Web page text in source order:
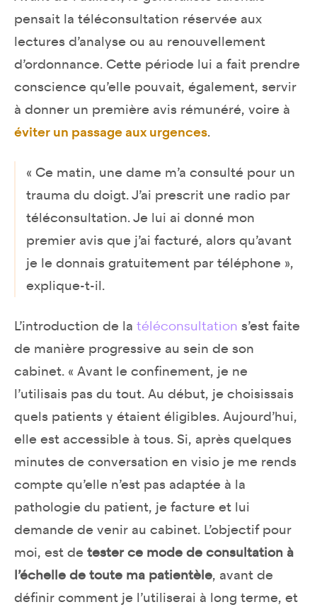
pensait la téléconsultation réservée aux
lectures d’analyse ou au renouvellement
d’ordonnance. Cette période lui a fait prendre
conscience qu’elle pouvait, également, servir
à donner un première avis rémunéré, voire à
éviter un passage aux urgences.
« Ce matin, une dame m’a consulté pour un
trauma du doigt. J’ai prescrit une radio par
téléconsultation. Je lui ai donné mon
premier avis que j’ai facturé, alors qu’avant
je le donnais gratuitement par téléphone »,
explique-t-il.
L’introduction de la téléconsultation s’est faite
de manière progressive au sein de son
cabinet. « Avant le confinement, je ne
l’utilisais pas du tout. Au début, je choisissais
quels patients y étaient éligibles. Aujourd’hui,
elle est accessible à tous. Si, après quelques
minutes de conversation en visio je me rends
compte qu’elle n’est pas adaptée à la
pathologie du patient, je facture et lui
demande de venir au cabinet. L’objectif pour
moi, est de tester ce mode de consultation à
l’échelle de toute ma patientèle, avant de
définir comment je l’utiliserai à long terme, et